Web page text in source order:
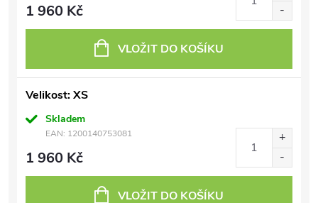
1 960 Kč
VLOŽIT DO KOŠÍKU
Velikost: XS
Skladem
EAN: 1200140753081
1 960 Kč
VLOŽIT DO KOŠÍKU